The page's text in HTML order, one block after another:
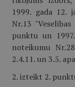
1999. gada 12.
Nr.13
punktu un
noteikumu
2.4.11. un 3.5.
2. izteikt 2.